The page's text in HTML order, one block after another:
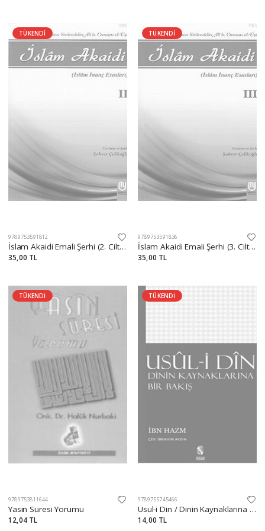
TÜKENDİ
9789753591812
İslam Akaidi Emali Şerhi (2. Cilt) / Maturidi Akaidi (İslam İnanç Esasları)
35,00 TL
TÜKENDİ
9789753591836
İslam Akaidi Emali Şerhi (3. Cilt) / Maturidi Akaidi (İslam İnanç Esasları)
35,00 TL
TÜKENDİ
9789753811644
Yasin Suresi Yorumu
12,04 TL
TÜKENDİ
9789755745466
Usul-i Din / Dinin Kaynaklarına Bir Bakış
14,00 TL